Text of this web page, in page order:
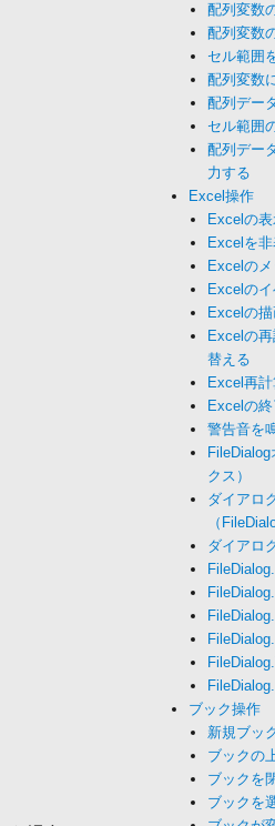
配列変数
配列変数
セル範囲
配列変数
配列デー
セル範囲
配列デー
力する
Excel操作
Excelの
Excelを
Excelの
Excelの
Excelの
Excelの
替える
Excel再計
Excelの終
警告音を
クス）
ダイアロ
（
ダイアロ
ブック操作
新規ブッ
ブックの
ブックを
ブックを